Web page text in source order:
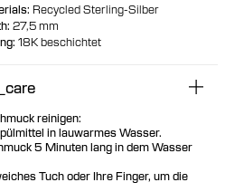
: Recycled Sterling-Silber
: 27,5 mm
: 18K beschichtet
reinigen:
in lauwarmes Wasser.
5 Minuten lang in dem Wasser
Tuch oder Ihre Finger, um die